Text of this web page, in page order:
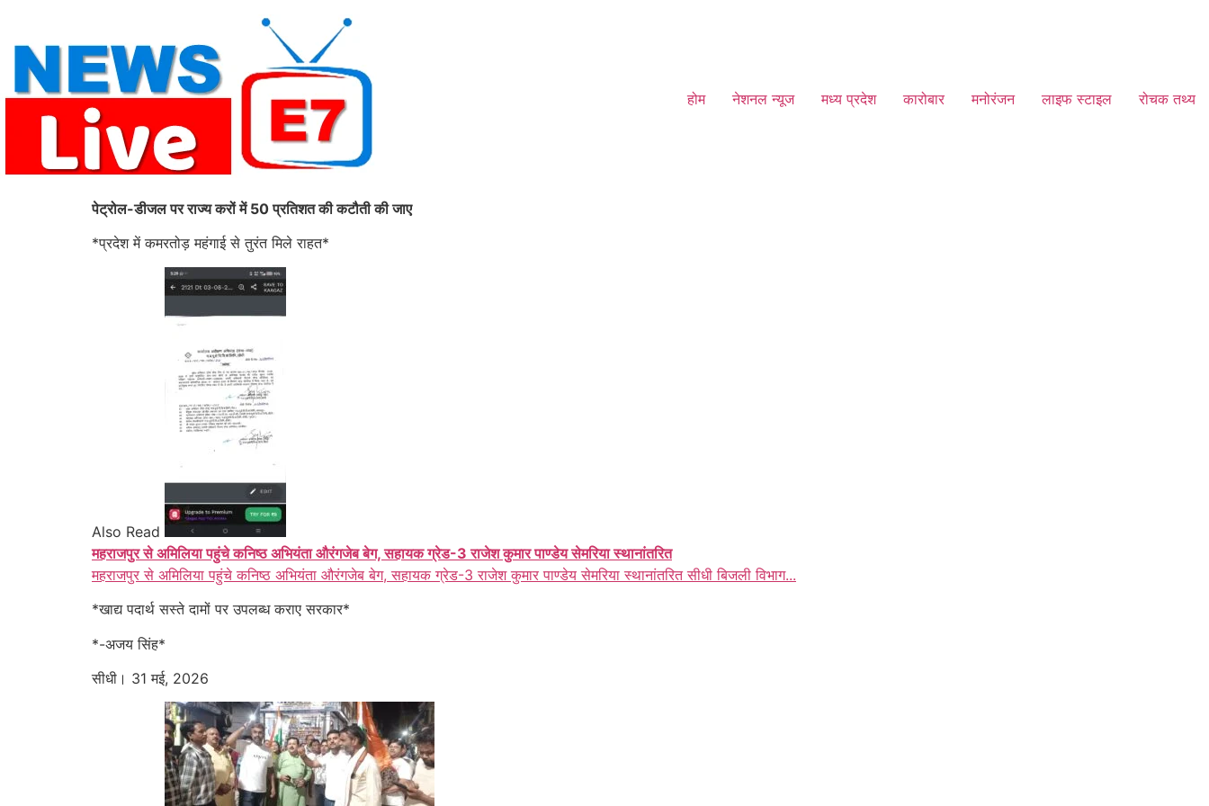
content
होम नेशनल न्यूज मध्य प्रदेश कारोबार मनोरंजन लाइफ स्टाइल रोचक तथ्य
पेट्रोल-डीजल पर राज्य करों में 50 प्रतिशत की कटौती की जाए
*प्रदेश में कमरतोड़ महंगाई से तुरंत मिले राहत*
Also Read
महराजपुर से अमिलिया पहुंचे कनिष्ठ अभियंता औरंगजेब बेग, सहायक ग्रेड-3 राजेश कुमार पाण्डेय सेमरिया स्थानांतरित
महराजपुर से अमिलिया पहुंचे कनिष्ठ अभियंता औरंगजेब बेग, सहायक ग्रेड-3 राजेश कुमार पाण्डेय सेमरिया स्थानांतरित सीधी बिजली विभाग...
*खाद्य पदार्थ सस्ते दामों पर उपलब्ध कराए सरकार*
*-अजय सिंह*
सीधी। 31 मई, 2026